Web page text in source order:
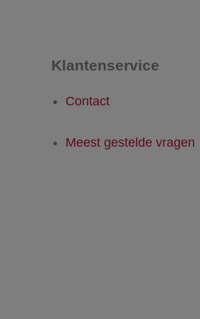
Klantenservice
Contact
Meest gestelde vragen